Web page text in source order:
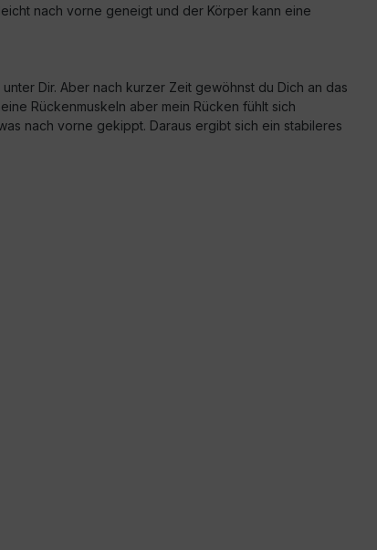
nach vorne geneigt und der Körper kann eine
Dir. Aber nach kurzer Zeit gewöhnst du Dich an das
Rückenmuskeln aber mein Rücken fühlt sich
nach vorne gekippt. Daraus ergibt sich ein stabileres